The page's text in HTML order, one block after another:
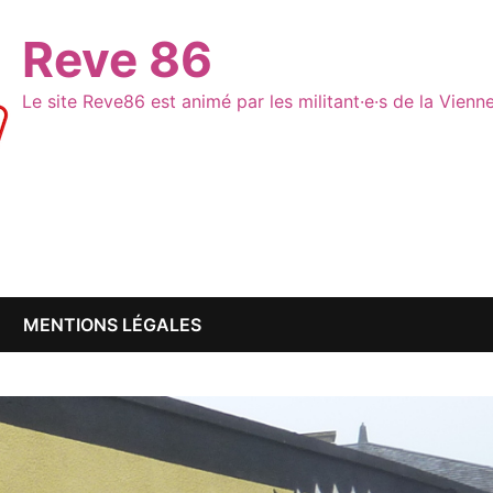
Reve 86
Le site Reve86 est animé par les militant·e·s de la
MENTIONS LÉGALES